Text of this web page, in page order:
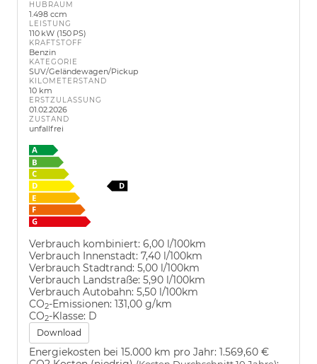
HUBRAUM
1.498 ccm
LEISTUNG
110 kW (150 PS)
KRAFTSTOFF
Benzin
KATEGORIE
SUV/Geländewagen/Pickup
KILOMETERSTAND
10 km
ERSTZULASSUNG
01.02.2026
ZUSTAND
unfallfrei
Verbrauch kombiniert: 6,00 l/100km
Verbrauch Innenstadt: 7,40 l/100km
Verbrauch Stadtrand: 5,00 l/100km
Verbrauch Landstraße: 5,90 l/100km
Verbrauch Autobahn: 5,50 l/100km
CO2-Emissionen: 131,00 g/km
CO2-Klasse: D
Download
Energiekosten bei 15.000 km pro Jahr: 1.569,60 €